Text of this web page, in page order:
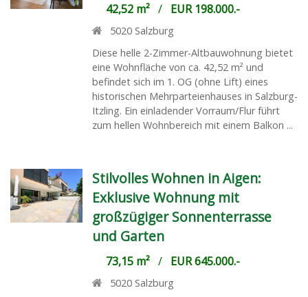
42,52 m²/ EUR 198.000.-
5020 Salzburg
Diese helle 2-Zimmer-Altbauwohnung bietet
eine Wohnfläche von ca. 42,52 m² und
befindet sich im 1. OG (ohne Lift) eines
historischen Mehrparteienhauses in Salzburg-
Itzling. Ein einladender Vorraum/Flur führt
zum hellen Wohnbereich mit einem Balkon ...
Stilvolles Wohnen in Aigen:
Exklusive Wohnung mit
großzügiger Sonnenterrasse
und Garten
73,15 m²/ EUR 645.000.-
5020 Salzburg